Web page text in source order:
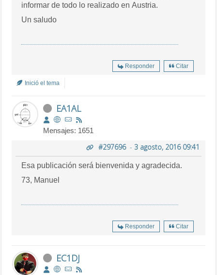
informar de todo lo realizado en Austria.
Un saludo
Responder Citar
Inició el tema
EA1AL
Mensajes: 1651
#297696- 3 agosto, 2016 09:41
Esa publicación será bienvenida y agradecida.
73, Manuel
Responder Citar
EC1DJ